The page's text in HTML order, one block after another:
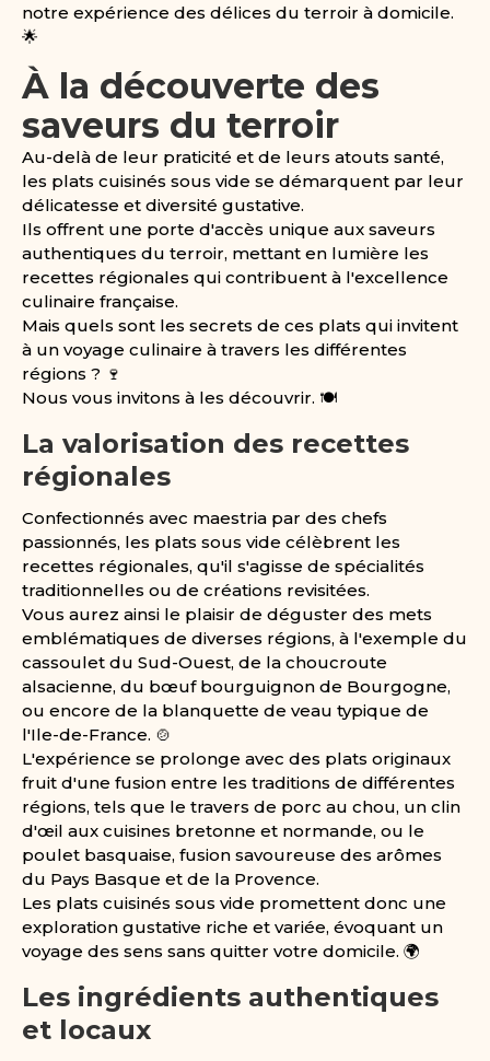
notre expérience des délices du terroir à domicile.
🌟
À la découverte des
saveurs du terroir
Au-delà de leur praticité et de leurs atouts santé,
les plats cuisinés sous vide se démarquent par leur
délicatesse et diversité gustative.
Ils offrent une porte d'accès unique aux saveurs
authentiques du terroir, mettant en lumière les
recettes régionales qui contribuent à l'excellence
culinaire française.
Mais quels sont les secrets de ces plats qui invitent
à un voyage culinaire à travers les différentes
régions ? 🍷
Nous vous invitons à les découvrir. 🍽️
La valorisation des recettes
régionales
Confectionnés avec maestria par des chefs
passionnés, les plats sous vide célèbrent les
recettes régionales, qu'il s'agisse de spécialités
traditionnelles ou de créations revisitées.
Vous aurez ainsi le plaisir de déguster des mets
emblématiques de diverses régions, à l'exemple du
cassoulet du Sud-Ouest, de la choucroute
alsacienne, du bœuf bourguignon de Bourgogne,
ou encore de la blanquette de veau typique de
l'Ile-de-France. 🍲
L'expérience se prolonge avec des plats originaux
fruit d'une fusion entre les traditions de différentes
régions, tels que le travers de porc au chou, un clin
d'œil aux cuisines bretonne et normande, ou le
poulet basquaise, fusion savoureuse des arômes
du Pays Basque et de la Provence.
Les plats cuisinés sous vide promettent donc une
exploration gustative riche et variée, évoquant un
voyage des sens sans quitter votre domicile. 🌍
Les ingrédients authentiques
et locaux